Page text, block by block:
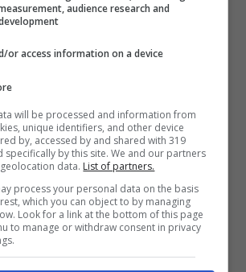
2050€ per sport e scommesse
ricevi: 100% fino a 2000€
+ 100% fino a 50€ in Bonus
2050€
Mostra Informazioni
audience research and
or access information on a device
will be processed and information from
unique identifiers, and other device
by, accessed by and shared with 319
specifically by this site. We and our partners
data. List of partners.
process your personal data on the basis
which you can object to by managing
Look for a link at the bottom of this page
to manage or withdraw consent in privacy